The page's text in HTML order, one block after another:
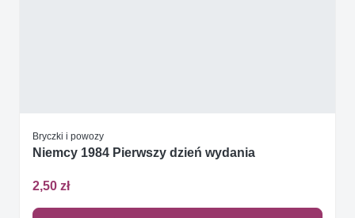
Bryczki i powozy
Niemcy 1984 Pierwszy dzień wydania
2,50 zł